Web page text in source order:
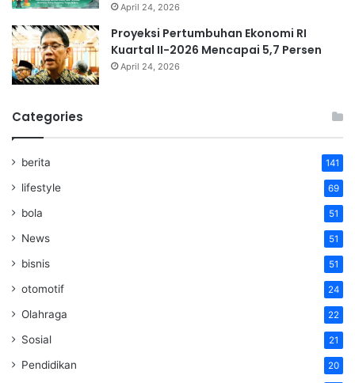
April 24, 2026
Proyeksi Pertumbuhan Ekonomi RI
Kuartal II-2026 Mencapai 5,7 Persen
April 24, 2026
Categories
berita 141
lifestyle 69
bola 51
News 51
bisnis 51
otomotif 24
Olahraga 22
Sosial 21
Pendidikan 20